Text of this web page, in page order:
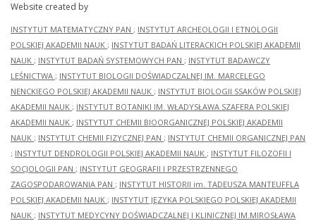
Website created by
INSTYTUT MATEMATYCZNY PAN ; INSTYTUT ARCHEOLOGII I ETNOLOGII
POLSKIEJ AKADEMII NAUK ; INSTYTUT BADAŃ LITERACKICH POLSKIEJ AKADEMII
NAUK ; INSTYTUT BADAŃ SYSTEMOWYCH PAN ; INSTYTUT BADAWCZY
LEŚNICTWA ; INSTYTUT BIOLOGII DOŚWIADCZALNEJ IM. MARCELEGO
NENCKIEGO POLSKIEJ AKADEMII NAUK ; INSTYTUT BIOLOGII SSAKÓW POLSKIEJ
AKADEMII NAUK ; INSTYTUT BOTANIKI IM. WŁADYSŁAWA SZAFERA POLSKIEJ
AKADEMII NAUK ; INSTYTUT CHEMII BIOORGANICZNEJ POLSKIEJ AKADEMII
NAUK ; INSTYTUT CHEMII FIZYCZNEJ PAN ; INSTYTUT CHEMII ORGANICZNEJ PAN
; INSTYTUT DENDROLOGII POLSKIEJ AKADEMII NAUK ; INSTYTUT FILOZOFII I
SOCJOLOGII PAN ; INSTYTUT GEOGRAFII I PRZESTRZENNEGO
ZAGOSPODAROWANIA PAN ; INSTYTUT HISTORII im. TADEUSZA MANTEUFFLA
POLSKIEJ AKADEMII NAUK ; INSTYTUT JĘZYKA POLSKIEGO POLSKIEJ AKADEMII
NAUK ; INSTYTUT MEDYCYNY DOŚWIADCZALNEJ I KLINICZNEJ IM.MIROSŁAWA